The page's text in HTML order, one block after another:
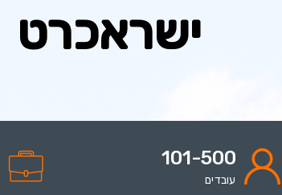
ישראכרט
101-500
עובדים